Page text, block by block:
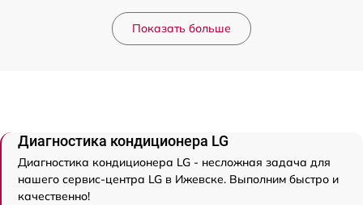
Показать больше
Диагностика кондиционера LG
Диагностика кондиционера LG - несложная задача для
нашего сервис-центра LG в Ижевске. Выполним быстро и
качественно!